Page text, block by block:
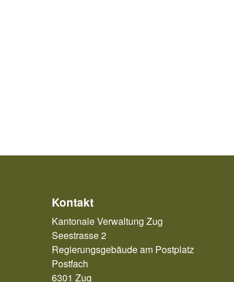
Kontakt
Kantonale Verwaltung Zug
Seestrasse 2
Regierungsgebäude am Postplatz
Postfach
6301 Zug